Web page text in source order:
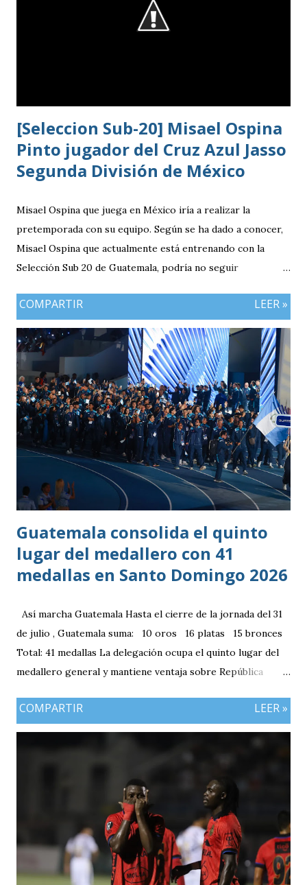
[Seleccion Sub-20] Misael Ospina
Pinto jugador del Cruz Azul Jasso
Segunda División de México
Misael Ospina que juega en México iría a realizar la
pretemporada con su equipo. Según se ha dado a conocer,
Misael Ospina que actualmente está entrenando con la
Selección Sub 20 de Guatemala, podría no seguir
Cruz Azul de México iniciará a realizar su pretemporada.
vivía en Estados Unidos antes de ir a ser una prueba a la
filial del Cruz Azul de México, club al que se vinculó tras
destacar en una gira en Europa. Misael Ospina Pinto Lugar
y fecha de nacimiento: Barberena, Santa Rosa, 29 de julio
1996 Posición: Volante por derecha Peso: 143 libras
Estatura: 1.75 metros Equipo: Cruz Azul de Segunda
División de México Estudios: Quinto bachillerato en México
via. luchosolares.blogspot.com
COMPARTIR LEER »
Guatemala consolida el quinto
lugar del medallero con 41
medallas en Santo Domingo 2026
Así marcha Guatemala Hasta el cierre de la jornada del 31
de julio , Guatemala suma: 10 oros 16 platas 15 bronces
Total: 41 medallas La delegación ocupa el quinto lugar del
medallero general y mantiene ventaja sobre República
plata, aunque ambos países registran el mismo número de
oros (10).
COMPARTIR LEER »